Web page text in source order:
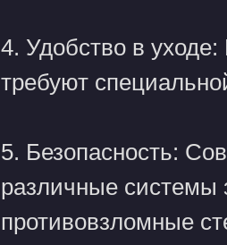
4. Удобство в уходе:
требуют
5. Безопасность:
различные системы
противовзломные